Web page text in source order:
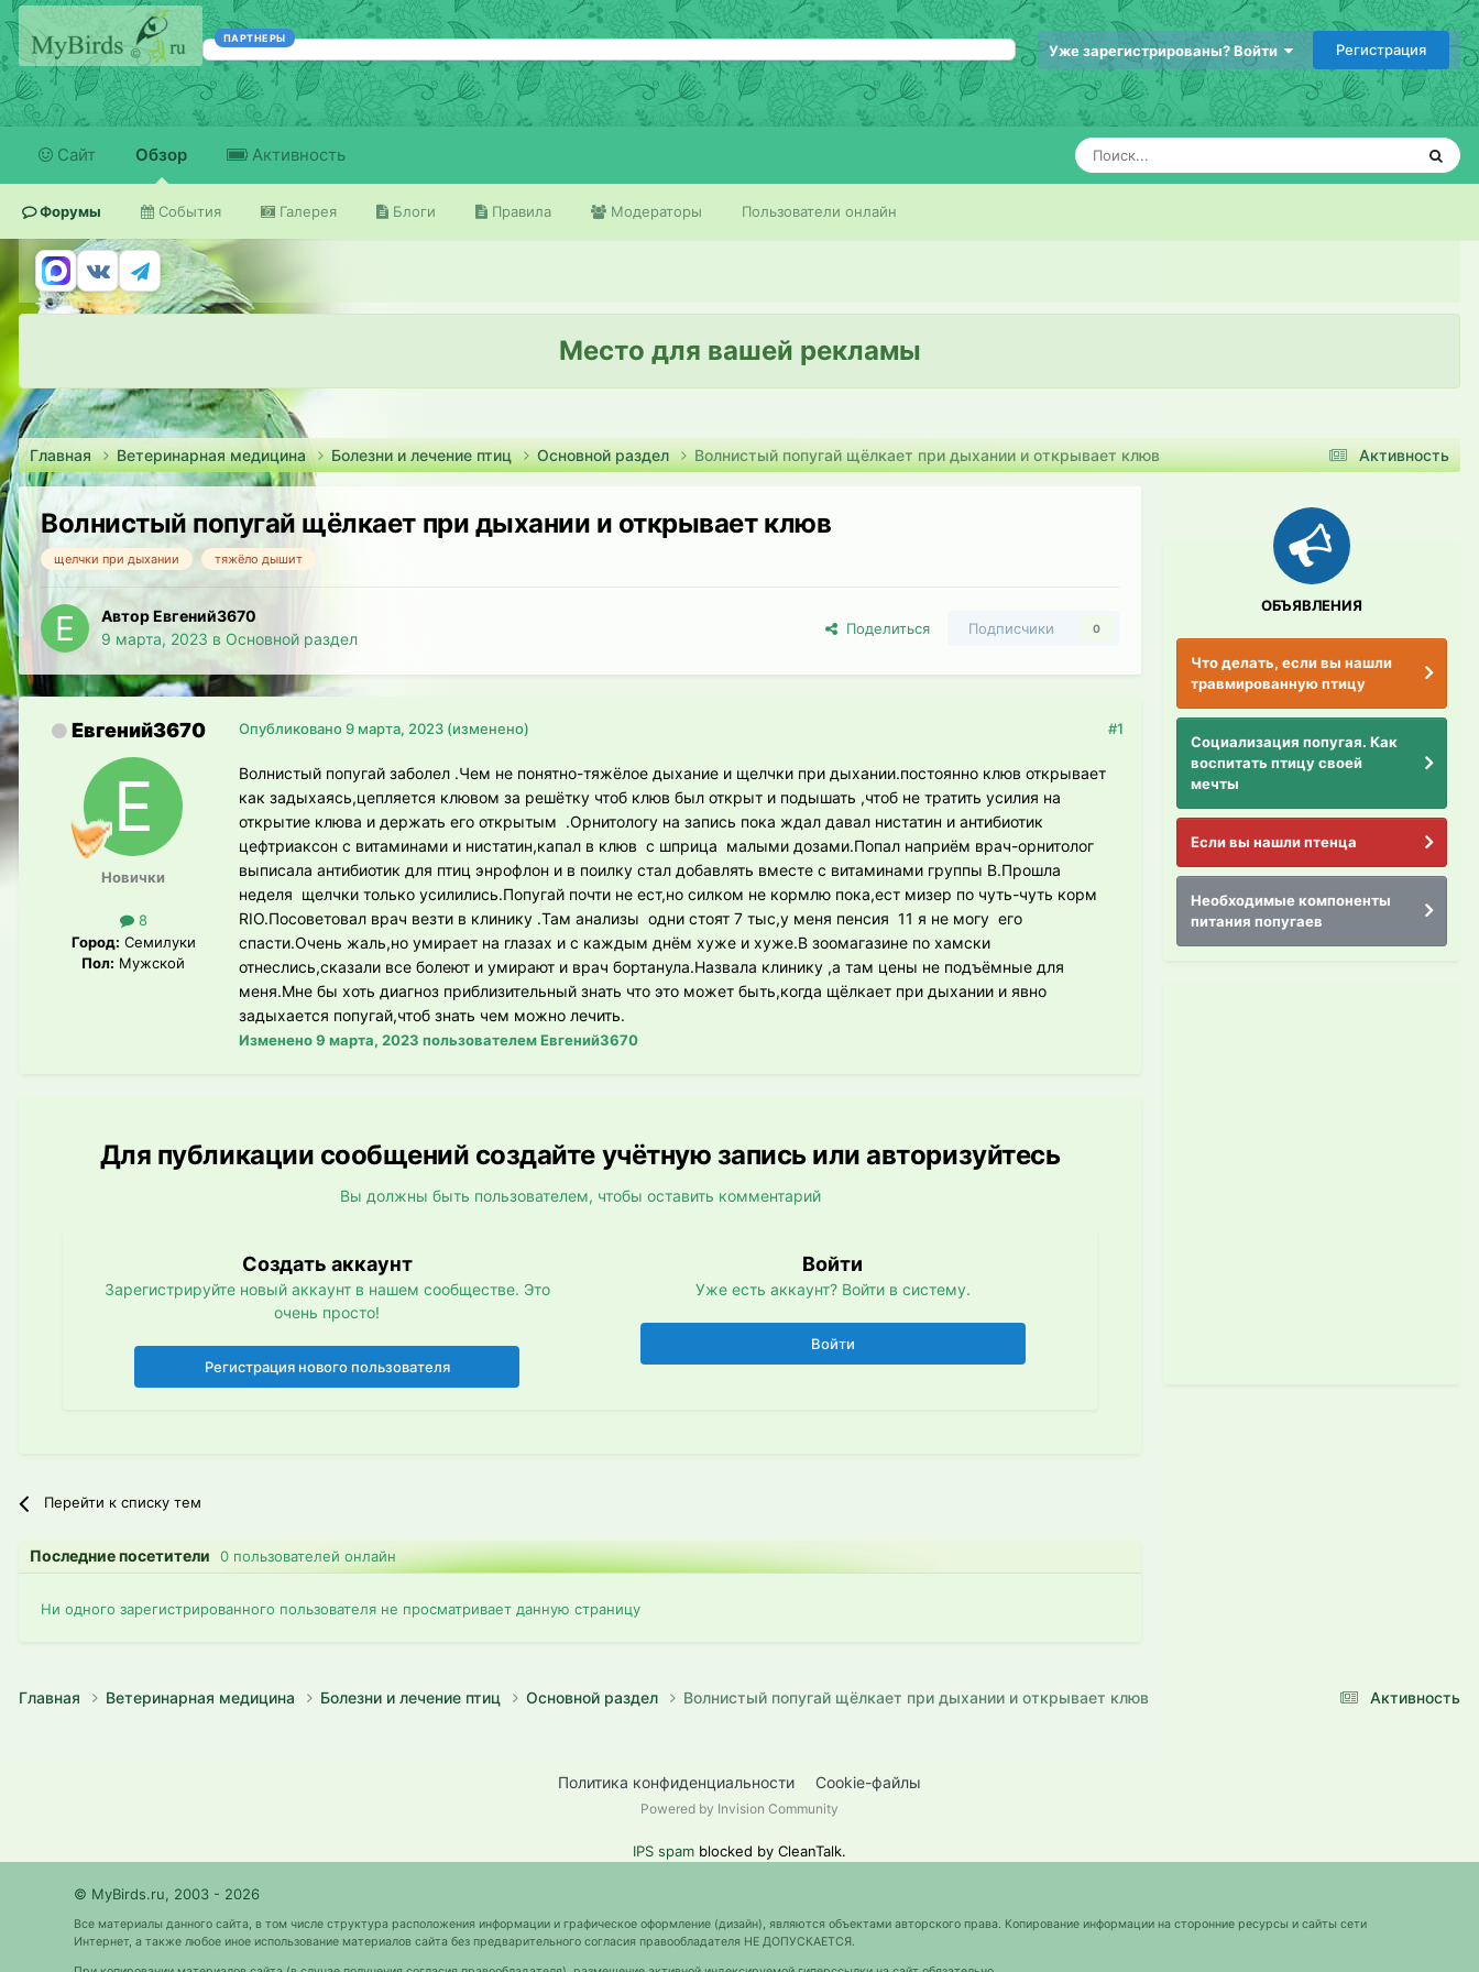
ПАРТНЕРЫ
Уже зарегистрированы? Войти Регистрация
Сайт Обзор
Форумы События Галерея Блоги Правила Модераторы Пользователи онлайн
Активность
Место для вашей рекламы
Активность
Главная Ветеринарная медицина Болезни и лечение птиц Основной раздел Волнистый попугай щёлкает при дыхании и открывает клюв
Волнистый попугай щёлкает при дыхании и открывает клюв
щелчки при дыхании тяжёло дышит
Автор Евгений3670
9 марта, 2023 в Основной раздел
Поделиться Подписчики 0
Евгений3670
Новички
8
Город: Семилуки
Пол: Мужской
#1
Опубликовано9 марта, 2023 (изменено)
Волнистый попугай заболел .Чем не понятно-тяжёлое дыхание и щелчки при дыхании.постоянно клюв открывает
как задыхаясь,цепляется клювом за решётку чтоб клюв был открыт и подышать ,чтоб не тратить усилия на
открытие клюва и держать его открытым .Орнитологу на запись пока ждал давал нистатин и антибиотик
цефтриаксон с витаминами и нистатин,капал в клюв с шприца малыми дозами.Попал наприём врач-орнитолог
выписала антибиотик для птиц энрофлон и в поилку стал добавлять вместе с витаминами группы B.Прошла
неделя щелчки только усилились.Попугай почти не ест,но силком не кормлю пока,ест мизер по чуть-чуть корм
RIO.Посоветовал врач везти в клинику .Там анализы одни стоят 7 тыс,у меня пенсия 11 я не могу его
спасти.Очень жаль,но умирает на глазах и с каждым днём хуже и хуже.В зоомагазине по хамски
отнеслись,сказали все болеют и умирают и врач бортанула.Назвала клинику ,а там цены не подъёмные для
меня.Мне бы хоть диагноз приблизительный знать что это может быть,когда щёлкает при дыхании и явно
задыхается попугай,чтоб знать чем можно лечить.
Изменено9 марта, 2023 пользователем Евгений3670
Для публикации сообщений создайте учётную запись или авторизуйтесь
Вы должны быть пользователем, чтобы оставить комментарий
Создать аккаунт
Зарегистрируйте новый аккаунт в нашем сообществе. Это
очень просто!
Регистрация нового пользователя
Войти
Уже есть аккаунт? Войти в систему.
Войти
Перейти к списку тем
Последние посетители 0 пользователей онлайн
Ни одного зарегистрированного пользователя не просматривает данную страницу
ОБЪЯВЛЕНИЯ
Что делать, если вы нашли
травмированную птицу
Социализация попугая. Как
воспитать птицу своей
мечты
Если вы нашли птенца
Необходимые компоненты
питания попугаев
Активность
Главная Ветеринарная медицина Болезни и лечение птиц Основной раздел Волнистый попугай щёлкает при дыхании и открывает клюв
Политика конфиденциальности Cookie-файлы
Powered by Invision Community
IPS spam blocked by CleanTalk.
© MyBirds.ru, 2003 - 2026
Все материалы данного сайта, в том числе структура расположения информации и графическое оформление (дизайн), являются объектами авторского права. Копирование информации на сторонние ресурсы и сайты сети
Интернет, а также любое иное использование материалов сайта без предварительного согласия правообладателя НЕ ДОПУСКАЕТСЯ.